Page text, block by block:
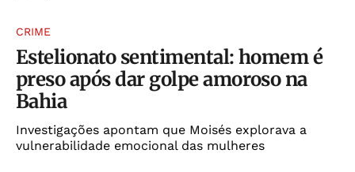
CRIME
Estelionato sentimental: homem é
preso após dar golpe amoroso na
Bahia
Investigações apontam que Moisés explorava a
vulnerabilidade emocional das mulheres